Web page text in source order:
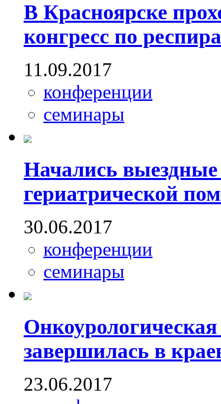
В Красноярске
конгресс по
11.09.2017
конференции
семинары
Начались
гериатрической
30.06.2017
конференции
семинары
завершилась в
23.06.2017